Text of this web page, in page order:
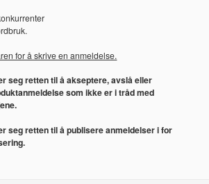
for å skrive en anmeldelse.
seg retten til å akseptere, avslå eller
som ikke er i tråd med
seg retten til å publisere anmeldelser i for